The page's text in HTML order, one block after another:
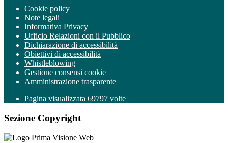
Cookie policy
Note legali
Informativa Privacy
Ufficio Relazioni con il Pubblico
Dichiarazione di accessibilità
Obiettivi di accessibilità
Whistleblowing
Gestione consensi cookie
Amministrazione trasparente
Pagina visualizzata 69797 volte
Sezione Copyright